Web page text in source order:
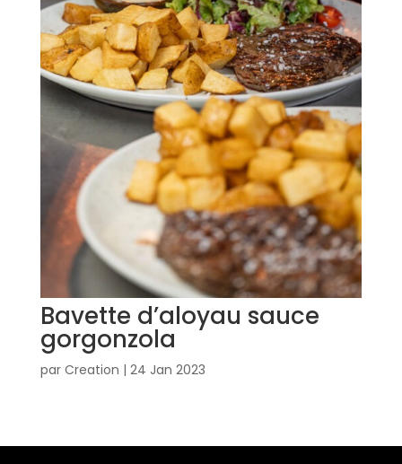
Bavette d’aloyau sauce
gorgonzola
par Creation | 24 Jan 2023